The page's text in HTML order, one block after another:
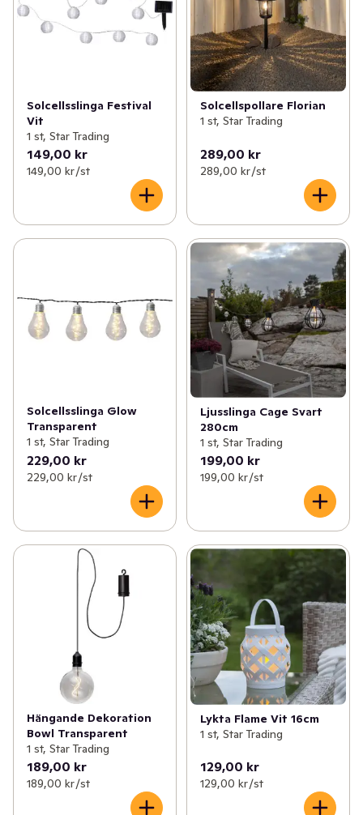
Solcellsslinga Festival
Vit
1 st, Star Trading
149,00 kr
149,00 kr /st
Solcellspollare Florian
1 st, Star Trading
289,00 kr
289,00 kr /st
Solcellsslinga Glow
Transparent
1 st, Star Trading
229,00 kr
229,00 kr /st
Ljusslinga Cage Svart
280cm
1 st, Star Trading
199,00 kr
199,00 kr /st
Hängande Dekoration
Bowl Transparent
1 st, Star Trading
189,00 kr
189,00 kr /st
Lykta Flame Vit 16cm
1 st, Star Trading
129,00 kr
129,00 kr /st